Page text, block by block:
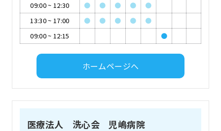
09:00~ 12:30 ● ● ● ●
●
13:30~ 17:00 ● ● ● ●
●
09:00~ 12:15 ●
ホームページへ
医療法人 洗心会 児嶋病院